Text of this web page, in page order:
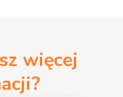
więcej